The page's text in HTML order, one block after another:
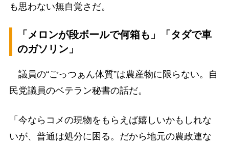
も思わない無自覚さだ。
「メロンが段ボールで何箱も」「タダで車
のガソリン」
議員の“ごっつぁん体質”は農産物に限らない。自
民党議員のベテラン秘書の話だ。
「今ならコメの現物をもらえば嬉しいかもしれな
いが、普通は処分に困る。だから地元の農政連な